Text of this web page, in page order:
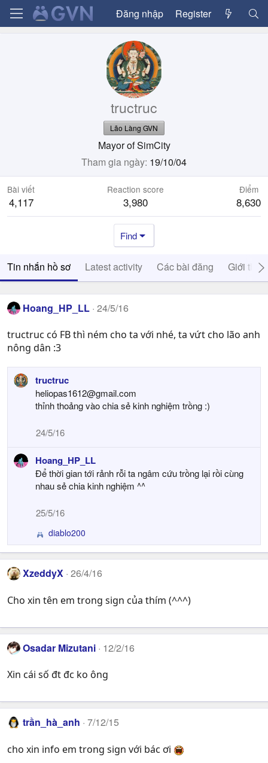
Đăng nhập Register
tructruc
Lão Làng GVN
Mayor of SimCity
Tham gia ngày 19/10/04
Bài viết
4,117
Reaction score
3,980
Điểm
8,630
Find
Tin nhắn hồ sơ Latest activity Các bài đăng Giới thiệu
Hoang_HP_LL 24/5/16
tructruc có FB thì ném cho ta với nhé, ta vứt cho lão anh
nông dân :3
tructruc
heliopas1612@gmail.com
thỉnh thoảng vào chia sẻ kinh nghiệm trồng :)
24/5/16
Hoang_HP_LL
Để thời gian tới rảnh rỗi ta ngâm cứu trồng lại rồi cùng
nhau sẻ chia kinh nghiệm ^^
25/5/16
R
e
a
c
o
s
diablo200
XzeddyX 26/4/16
Cho xin tên em trong sign của thím (^^^)
Osadar Mizutani 12/2/16
Xin cái số đt đc ko ông
trần_hà_anh 7/12/15
cho xin info em trong sign với bác ơi